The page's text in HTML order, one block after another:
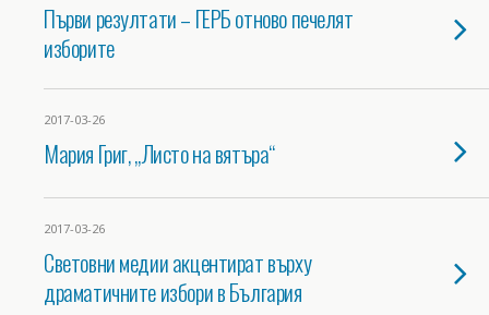
Първи резултати – ГЕРБ отново печелят
изборите
2017-03-26
Мария Григ, „Листо на вятъра“
2017-03-26
Световни медии акцентират върху
драматичните избори в България